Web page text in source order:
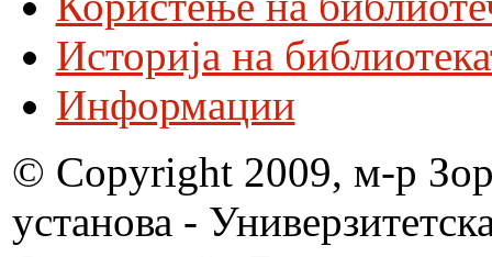
Историја на
Информации
© Copyright 2009, м-р
установа -